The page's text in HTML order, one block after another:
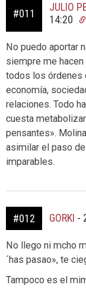
#011
JULIO
14:20
No puedo aportar
siempre me
todos los órdenes
economía,
relaciones. Todo
cuesta
pensantes».
asimilar el paso
imparables.
#012 GORKI -
No llego ni mcho
´has pasao», te
Tampoco es el